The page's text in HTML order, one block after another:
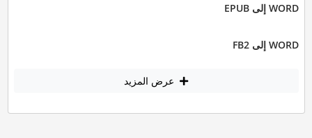
WORD إلى EPUB
WORD إلى FB2
عرض المزيد